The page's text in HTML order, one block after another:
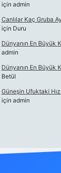
için admin
Canlılar Kaç Gruba
için Duru
Dünyanın En Büyük
admin
Dünyanın En Büyük
Betül
Güneşin Ufuktaki
için admin